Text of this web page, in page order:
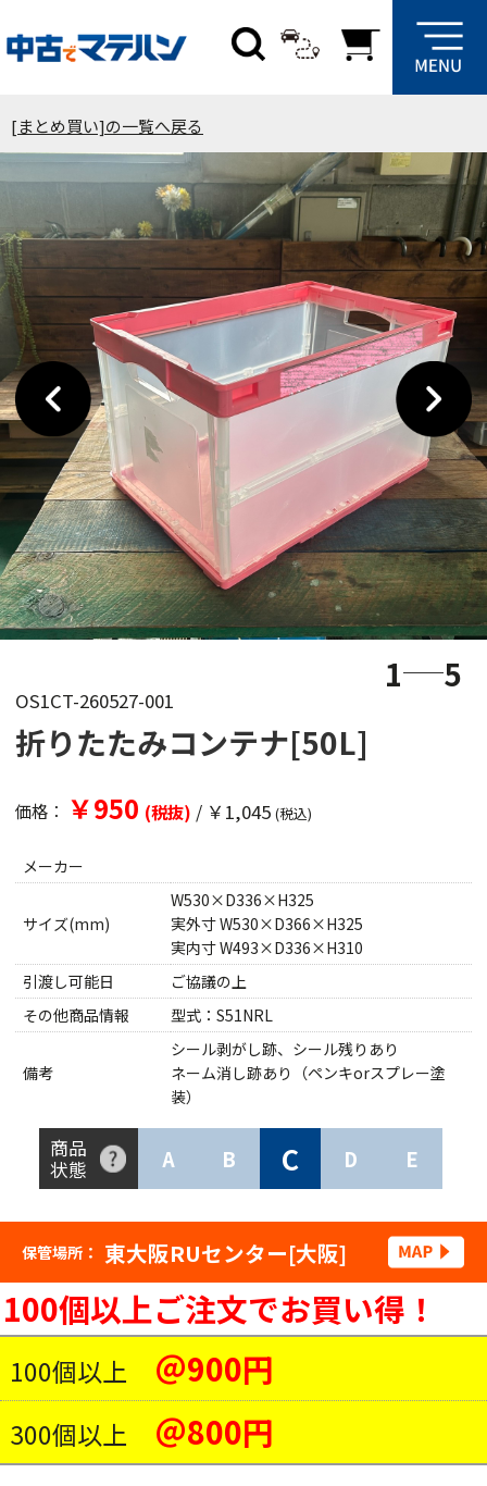
[まとめ買い]の一覧へ戻る
1 5
OS1CT-260527-001
折りたたみコンテナ[50L]
価格： ￥950 (税抜) / ￥1,045 (税込)
メーカー
サイズ(mm)
W530×D336×H325
実外寸 W530×D366×H325
実内寸 W493×D336×H310
引渡し可能日
ご協議の上
その他商品情報
型式：S51NRL
備考
シール剥がし跡、シール残りあり
ネーム消し跡あり（ペンキorスプレー塗
装）
商品
状態
A B C D E
保管場所： 東大阪RUセンター[大阪]
100個以上ご注文でお買い得！
100個以上 ＠900円
300個以上 ＠800円